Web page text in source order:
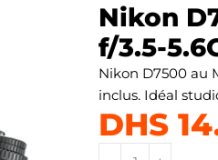
Nikon
f/3.5-
Nikon D7500 au
inclus. Idéal
DHS